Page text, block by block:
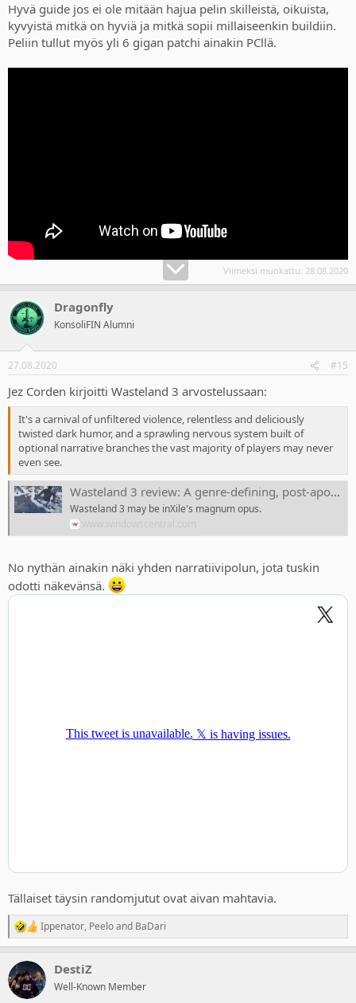
Hyvä guide jos ei ole mitään hajua pelin skilleistä, oikuista,
kyvyistä mitkä on hyviä ja mitkä sopii millaiseenkin buildiin.
Peliin tullut myös yli 6 gigan patchi ainakin PCllä.
Viimeksi muokattu: 28.08.2020
Dragonfly
KonsoliFIN Alumni
27.08.2020 #15
Jez Corden kirjoitti Wasteland 3 arvostelussaan:
It's a carnival of unfiltered violence, relentless and deliciously
twisted dark humor, and a sprawling nervous system built of
optional narrative branches the vast majority of players may never
even see.
Wasteland 3 review: A genre-defining, post-apocalypse, post-punk, RPG masterpiece
Wasteland 3 may be inXile's magnum opus.
No nythän ainakin näki yhden narratiivipolun, jota tuskin
odotti näkevänsä.
Tällaiset täysin randomjutut ovat aivan mahtavia.
R
e
c
t
i
Ippenator, Peeloand BaDari
DestiZ
Well-Known Member